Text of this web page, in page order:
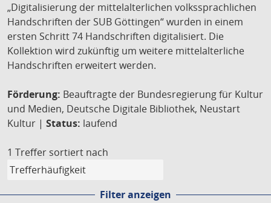
„Digitalisierung der mittelalterlichen volkssprachlichen
Handschriften der SUB Göttingen“ wurden in einem
ersten Schritt 74 Handschriften digitalisiert. Die
Kollektion wird zukünftig um weitere mittelalterliche
Handschriften erweitert werden.
Förderung: Beauftragte der Bundesregierung für Kultur
und Medien, Deutsche Digitale Bibliothek, Neustart
Kultur | Status: laufend
1 Treffer sortiert nach
Filter anzeigen